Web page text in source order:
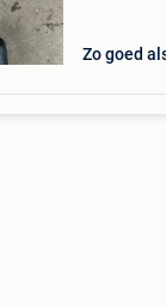
Zo goed